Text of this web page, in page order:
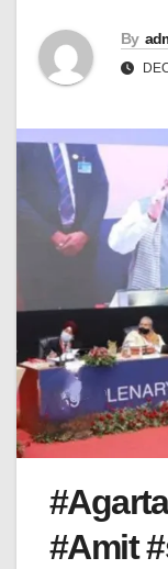
By
#Amit